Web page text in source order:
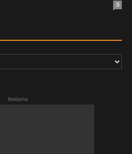
0
Reklama